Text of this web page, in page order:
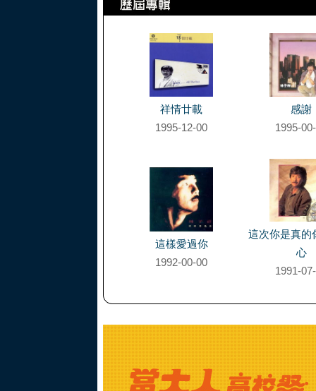
祥情廿載
1995-12-00
感謝
1995-
這樣愛過你
1992-00-00
這次你是真的
心
1991-